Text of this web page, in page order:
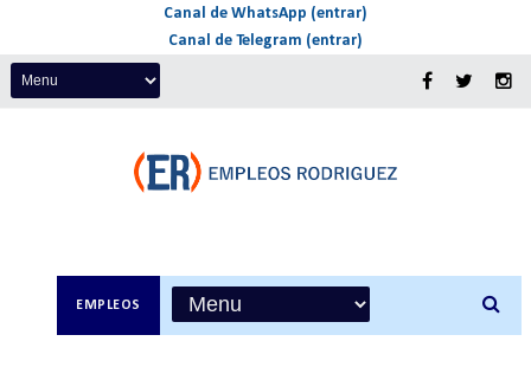
Canal de WhatsApp (entrar)
Canal de Telegram (entrar)
EMPLEOS